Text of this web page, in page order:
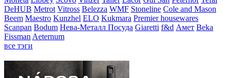
DeHUB Metrot Vitross Belezza WMF Stoneline Cole and Mason
Beem Maestro Kunzhel ELO Kukmara Premier housewares
Scanpan Bodum Нева-Металл Посуда Giaretti f&d Амет Beka
Fissman Aeternum
все тэги